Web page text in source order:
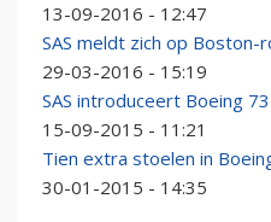
13-09-2016 - 12:47
SAS meldt zich op
29-03-2016 - 15:19
SAS introduceert Boeing
15-09-2015 - 11:21
Tien extra stoelen in
30-01-2015 - 14:35